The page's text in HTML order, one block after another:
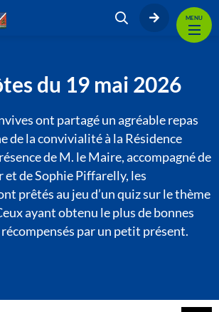
MENU
du 19 mai 2026
ont partagé un agréable repas
de la convivialité à la Résidence
de M. le Maire, accompagné de
de Sophie Piffarelly, les
prêtés au jeu d’un quiz sur le thème
ayant obtenu le plus de bonnes
par un petit présent.